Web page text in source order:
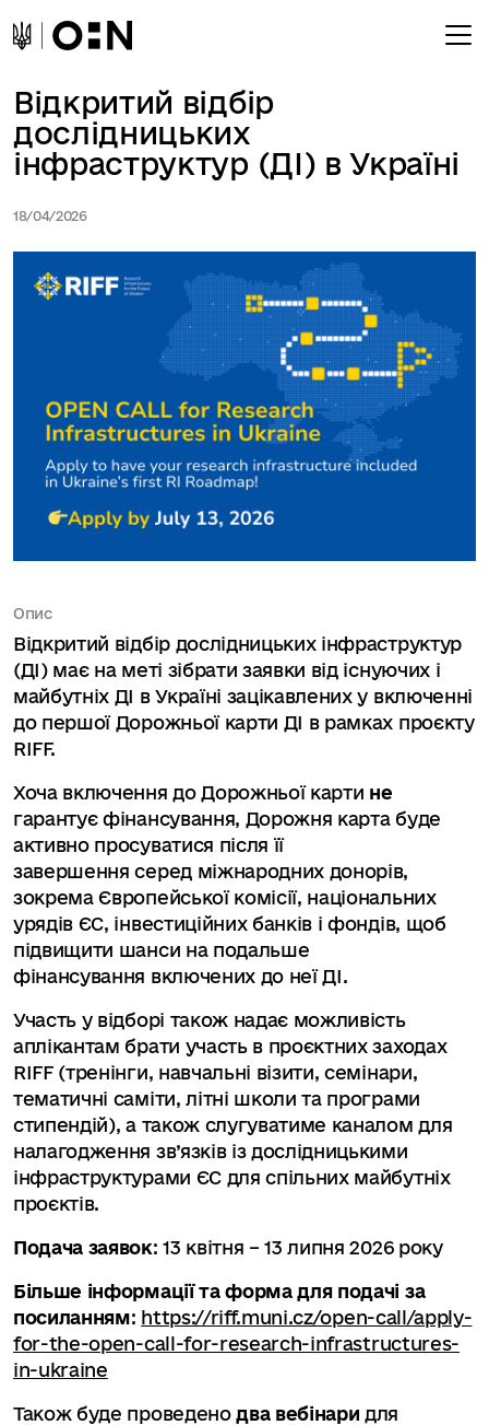
Відкритий відбір
дослідницьких
інфраструктур (ДІ) в Україні
18/04/2026
Опис
Відкритий відбір дослідницьких інфраструктур
(ДІ) має на меті зібрати заявки від існуючих і
майбутніх ДІ в Україні зацікавлених у включенні
до першої Дорожньої карти ДІ в рамках проєкту
RIFF.
Хоча включення до Дорожньої карти не
гарантує фінансування, Дорожня карта буде
активно просуватися після її
завершення серед міжнародних донорів,
зокрема Європейської комісії, національних
урядів ЄС, інвестиційних банків і фондів, щоб
підвищити шанси на подальше
фінансування включених до неї ДІ.
Участь у відборі також надає можливість
аплікантам брати участь в проєктних заходах
RIFF (тренінги, навчальні візити, семінари,
тематичні саміти, літні школи та програми
стипендій), а також слугуватиме каналом для
налагодження зв’язків із дослідницькими
інфраструктурами ЄС для спільних майбутніх
проєктів.
Подача заявок: 13 квітня – 13 липня 2026 року
Більше інформації та форма для подачі за
посиланням: https://riff.muni.cz/open-call/apply-
for-the-open-call-for-research-infrastructures-
in-ukraine
Також буде проведено два вебінари для